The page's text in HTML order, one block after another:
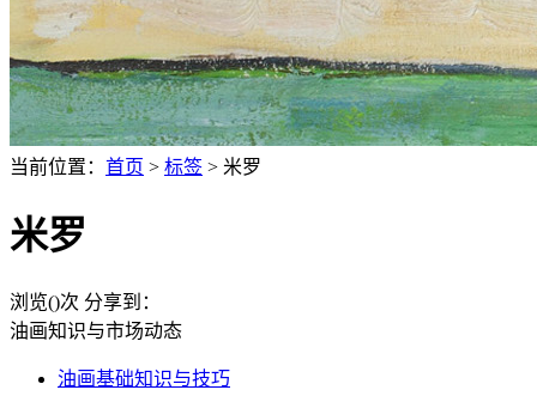
当前位置： 首页 > 标签 > 米罗
米罗
浏览()次 分享到：
油画知识与市场动态
油画基础知识与技巧